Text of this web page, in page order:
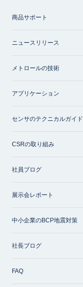
商品サポート
ニュースリリース
メトロールの技術
アプリケーション
センサのテクニカルガイド
CSRの取り組み
社員ブログ
展示会レポート
中小企業のBCP地震対策
社長ブログ
FAQ